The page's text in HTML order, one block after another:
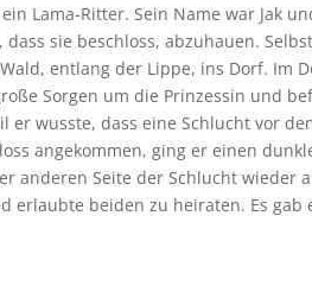
Lama-Ritter. Sein Name war Jak
sie beschloss, abzuhauen.
entlang der Lippe, ins Dorf. Im
Sorgen um die Prinzessin und
wusste, dass eine Schlucht vor
angekommen, ging er einen
Seite der Schlucht wieder
erlaubte beiden zu heiraten. Es gab